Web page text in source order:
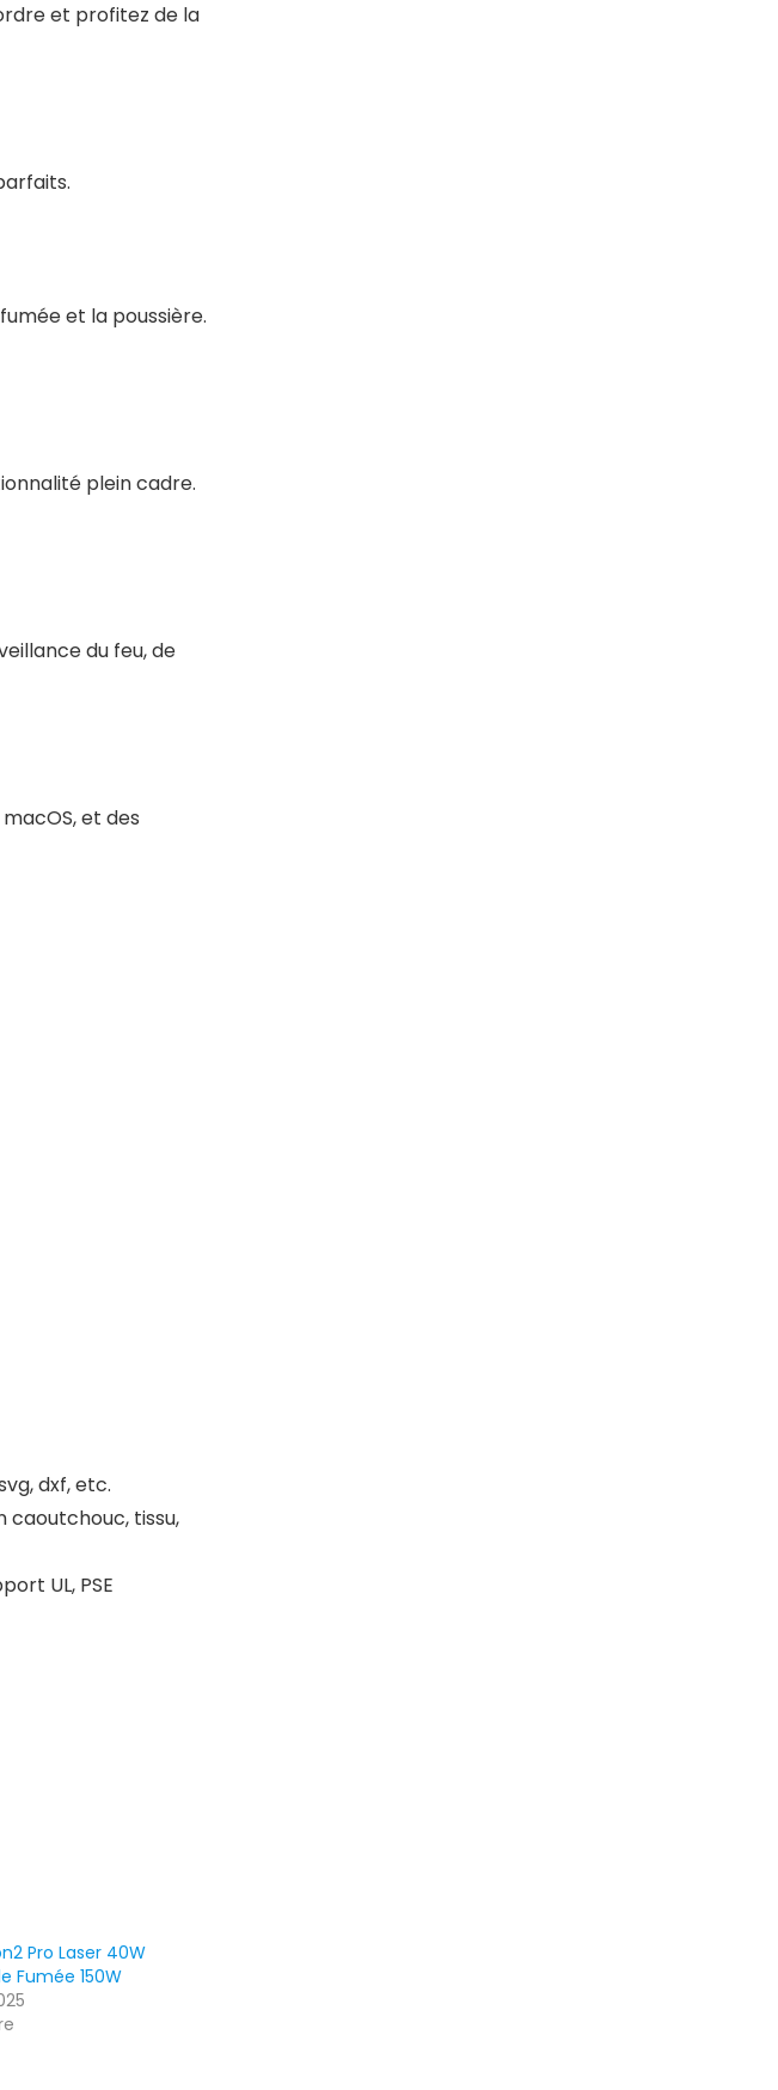
et profitez de la
et la poussière.
plein cadre.
du feu, de
et des
dxf, etc.
caoutchouc, tissu,
UL, PSE
Pro Laser 40W
Fumée 150W